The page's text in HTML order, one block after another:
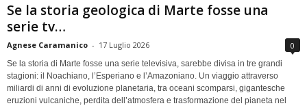
Se la storia geologica di Marte fosse una
serie tv…
Agnese Caramanico - 17 Luglio 2026 0
Se la storia di Marte fosse una serie televisiva, sarebbe divisa in tre grandi
stagioni: il Noachiano, l’Esperiano e l’Amazoniano. Un viaggio attraverso
miliardi di anni di evoluzione planetaria, tra oceani scomparsi, gigantesche
eruzioni vulcaniche, perdita dell’atmosfera e trasformazione del pianeta nel